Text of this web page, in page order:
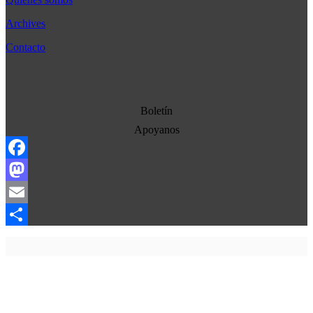
Bélgica
Oriente Medio
Norte-Sur
Sociedad
Ojo con los medios
Archives
Contacto
Boletín
Apoyanos
Facebook
Mastodon
Email